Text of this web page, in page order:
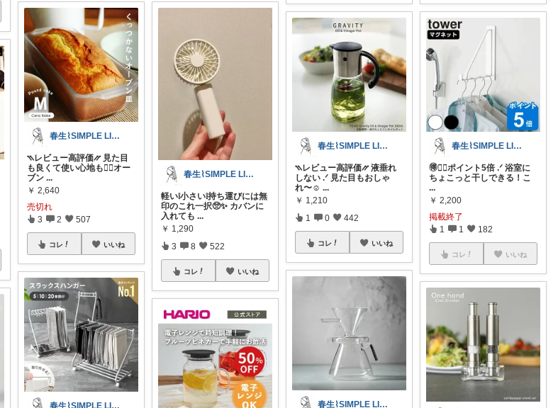
春生⌇SIMPLE LIFE⌇
⳹レビュー高評価⳼ 見た目
も良くて使い心地も🙆‍♀️オー
ブン ...
￥ 2,640
売切れ
3 2 507
コレ いいね
春生⌇SIMPLE LIFE⌇
春生⌇SIMPLE LIFE⌇
軽い❕小さい❕持ち運びには無
印のこれ一択🥺✨ カバンに
入れても ...
￥ 1,290
3 8 522
コレ いいね
春生⌇SIMPLE LIFE⌇
⳹レビュー高評価⳼ 液垂れ
しない .ᐟ 見た目もおしゃ
れ〜☺ ...
￥ 1,210
1 0 442
コレ いいね
春生⌇SIMPLE LIFE⌇
春生⌇SIMPLE LIFE⌇
🉐❤️‍🔥ポイント5倍 .ᐟ 浴室に
ちょこっと干しできる！こ
...
￥ 2,200
掲載終了
1 1 182
コレ いいね